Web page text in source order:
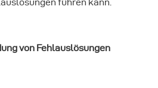
führen kann.
von Fehlauslösungen